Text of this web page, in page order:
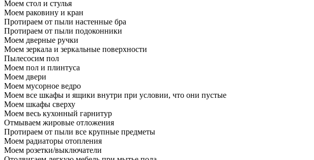
Моем стол и стулья
Моем раковину и кран
Протираем от пыли настенные бра
Протираем от пыли подоконники
Моем дверные ручки
Моем зеркала и зеркальные поверхности
Пылесосим пол
Моем пол и плинтуса
Моем двери
Моем мусорное ведро
Моем все шкафы и ящики внутри при условии, что они пустые
Моем шкафы сверху
Моем весь кухонный гарнитур
Отмываем жировые отложения
Протираем от пыли все крупные предметы
Моем радиаторы отопления
Моем розетки/выключатели